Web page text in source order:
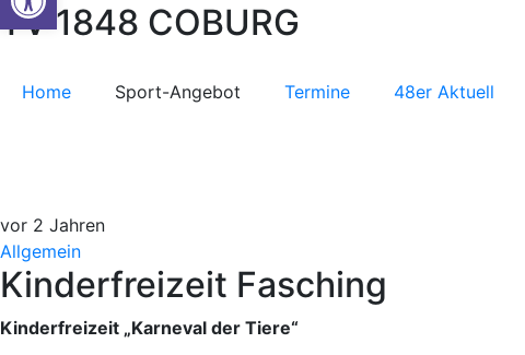
TV 1848 COBURG
Home Sport-Angebot Termine 48er Aktuell
vor 2 Jahren
Allgemein
Kinderfreizeit Fasching
Kinderfreizeit „Karneval der Tiere“